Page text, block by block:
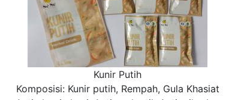
Kunir Putih
Komposisi: Kunir putih, Rempah, Gula Khasiat